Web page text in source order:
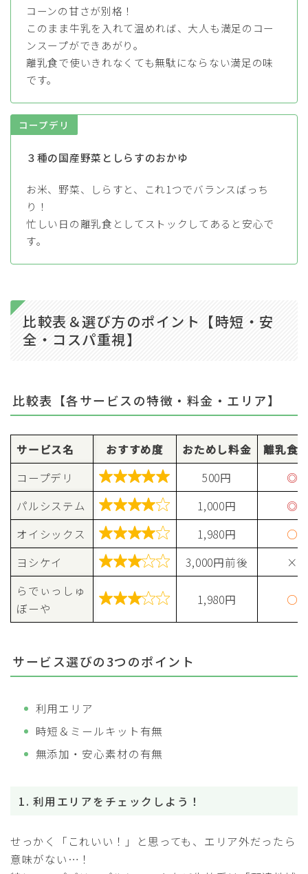
コーンの甘さが別格！
このまま牛乳を入れて温めれば、大人も満足のコー
ンスープができあがり。
離乳食で使いきれなくても無駄にならない満足の味
です。
コープデリ
３種の国産野菜としらすのおかゆ
お米、野菜、しらすと、これ1つでバランスばっち
り！
忙しい日の離乳食としてストックしてあると安心で
す。
比較表＆選び方のポイント【時短・安
全・コスパ重視】
比較表【各サービスの特徴・料金・エリア】
サービス名 おすすめ度 おためし料金
離乳食
コープデリ
 500円
◎
パルシステム
 1,000円
◎
オイシックス
 1,980円
○
ヨシケイ
 3,000円前後
×
らでぃっしゅ
ぼーや
 1,980円 ○
サービス選びの3つのポイント
利用エリア
時短＆ミールキット有無
無添加・安心素材の有無
1. 利用エリアをチェックしよう！
せっかく「これいい！」と思っても、エリア外だったら
意味がない…！